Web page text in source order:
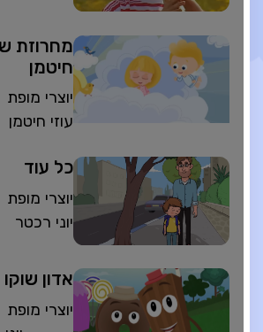
מחרוזת שירי
חיטמן
יוצרי מופת
עוזי חיטמן
כל עוד
יוצרי מופת
יוני רכטר
אדון שוקו
יוצרי מופת